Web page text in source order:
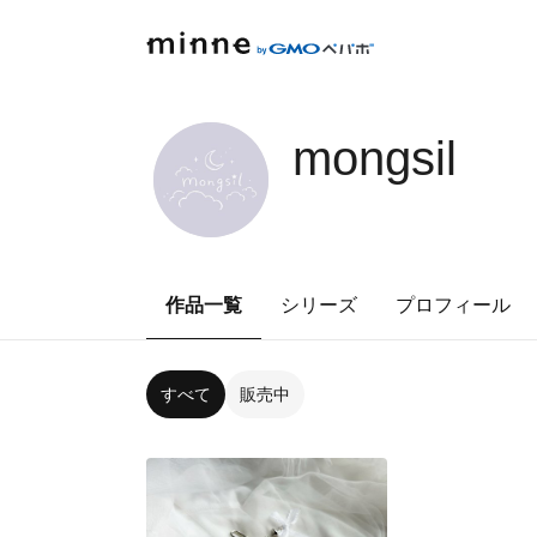
mongsil
作品一覧 シリーズ プロフィール
すべて 販売中